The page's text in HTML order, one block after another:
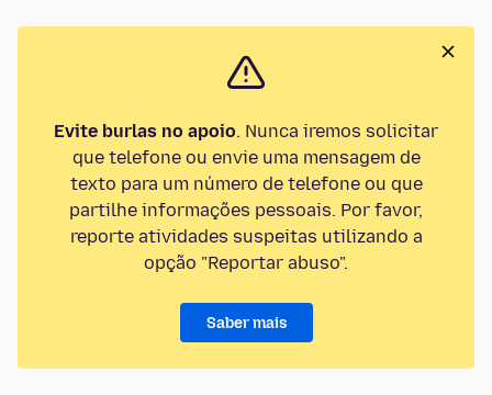
Evite burlas no apoio. Nunca iremos solicitar
que telefone ou envie uma mensagem de
texto para um número de telefone ou que
partilhe informações pessoais. Por favor,
reporte atividades suspeitas utilizando a
opção "Reportar abuso".
Saber mais